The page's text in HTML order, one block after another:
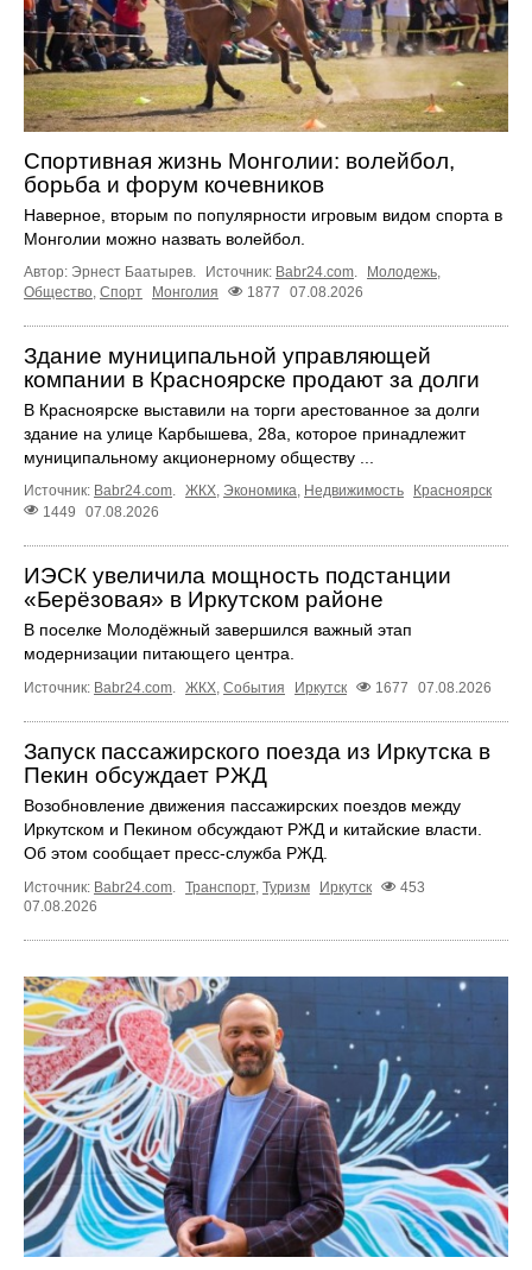
Спортивная жизнь Монголии: волейбол,
борьба и форум кочевников
Наверное, вторым по популярности игровым видом спорта в
Монголии можно назвать волейбол.
Автор: Эрнест Баатырев. Источник: Babr24.com. Молодежь,
Общество, Спорт Монголия 1877 07.08.2026
Здание муниципальной управляющей
компании в Красноярске продают за долги
В Красноярске выставили на торги арестованное за долги
здание на улице Карбышева, 28а, которое принадлежит
муниципальному акционерному обществу ...
Источник: Babr24.com. ЖКХ, Экономика, Недвижимость
Красноярск
1449
07.08.2026
ИЭСК увеличила мощность подстанции
«Берёзовая» в Иркутском районе
В поселке Молодёжный завершился важный этап
модернизации питающего центра.
Источник: Babr24.com ЖКХ События Иркутск 1677 07.08.2026
Запуск пассажирского поезда из Иркутска в
Пекин обсуждает РЖД
Возобновление движения пассажирских поездов между
Иркутском и Пекином обсуждают РЖД и китайские власти.
Об этом сообщает пресс‑служба РЖД.
Источник: Babr24.com Транспорт, Туризм Иркутск
453
07.08.2026